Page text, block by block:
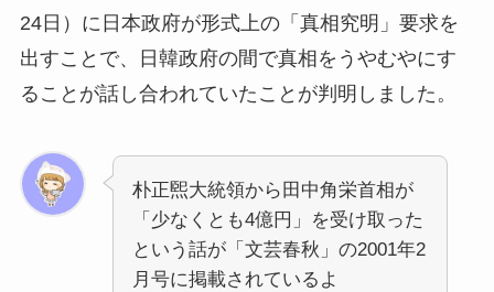
24日）に日本政府が形式上の「真相究明」要求を
出すことで、日韓政府の間で真相をうやむやにす
ることが話し合われていたことが判明しました。
朴正煕大統領から田中角栄首相が
「少なくとも4億円」を受け取った
という話が「文芸春秋」の2001年2
月号に掲載されているよ